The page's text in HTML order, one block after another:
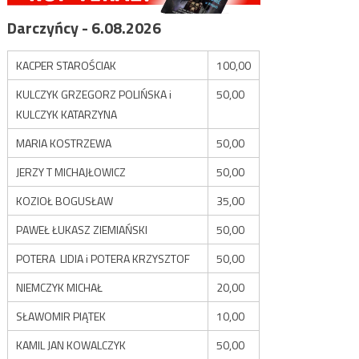
Darczyńcy - 6.08.2026
KACPER STAROŚCIAK
100,00
KULCZYK GRZEGORZ POLIŃSKA i
KULCZYK KATARZYNA
50,00
MARIA KOSTRZEWA
50,00
JERZY T MICHAJŁOWICZ
50,00
KOZIOŁ BOGUSŁAW
35,00
PAWEŁ ŁUKASZ ZIEMIAŃSKI
50,00
POTERA LIDIA i POTERA KRZYSZTOF
50,00
NIEMCZYK MICHAŁ
20,00
SŁAWOMIR PIĄTEK
10,00
KAMIL JAN KOWALCZYK
50,00